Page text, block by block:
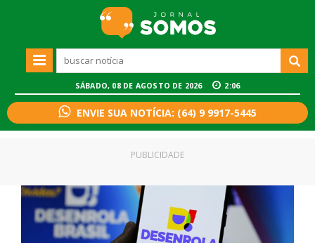
SÁBADO, 08 DE AGOSTO DE 2026 2:06
ENVIE SUA NOTÍCIA: (64) 9 9917-5445
PUBLICIDADE